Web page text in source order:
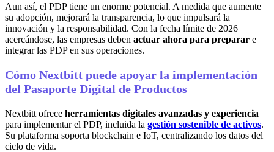
Aun así, el PDP tiene un enorme potencial. A medida que aumente
su adopción, mejorará la transparencia, lo que impulsará la
innovación y la responsabilidad. Con la fecha límite de 2026
acercándose, las empresas deben actuar ahora para preparar e
integrar las PDP en sus operaciones.
Cómo Nextbitt puede apoyar la implementación
del Pasaporte Digital de Productos
Nextbitt ofrece herramientas digitales avanzadas y experiencia
para implementar el PDP, incluida la gestión sostenible de activos.
Su plataforma soporta blockchain e IoT, centralizando los datos del
ciclo de vida.